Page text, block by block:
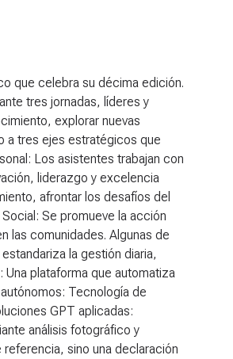
que celebra su décima edición.
tres jornadas, líderes y
explorar nuevas
a tres ejes estratégicos que
Los asistentes trabajan con
liderazgo y excelencia
afrontar los desafíos del
Se promueve la acción
las comunidades. Algunas de
la gestión diaria,
plataforma que automatiza
Tecnología de
GPT aplicadas:
análisis fotográfico y
sino una declaración